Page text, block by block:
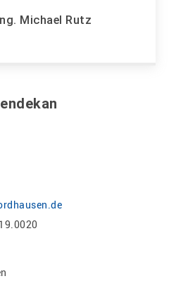
Michael Rutz